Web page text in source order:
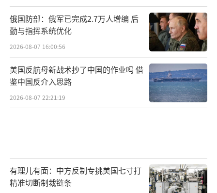
俄国防部：俄军已完成2.7万人增编 后
勤与指挥系统优化
2026-08-07 16:00:56
美国反航母新战术抄了中国的作业吗 借
鉴中国反介入思路
2026-08-07 22:21:19
有理儿有面：中方反制专挑美国七寸打
精准切断制裁链条